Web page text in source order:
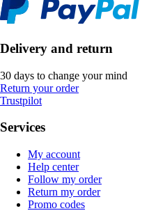
Delivery and return
30 days to change your mind
Return your order
Trustpilot
Services
My account
Help center
Follow my order
Return my order
Promo codes